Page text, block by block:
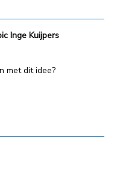
Inge Kuijpers
met dit idee?